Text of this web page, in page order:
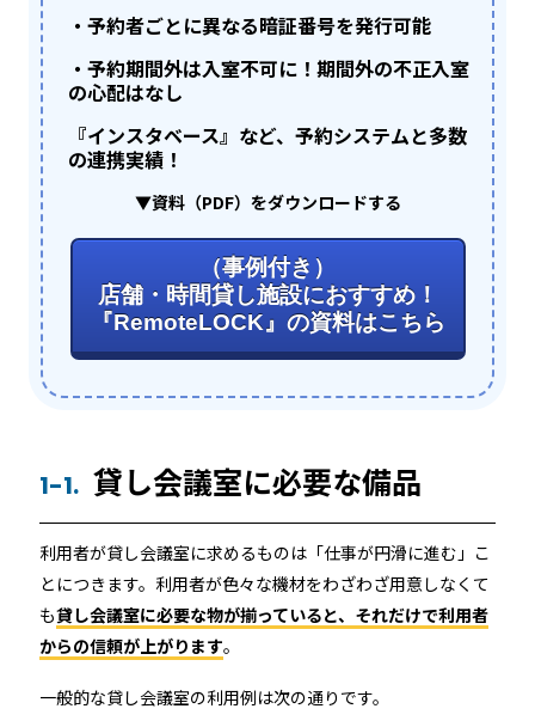
・予約者ごとに異なる暗証番号を発行可能
・予約期間外は入室不可に！期間外の不正入室
の心配はなし
『インスタベース』など、予約システムと多数
の連携実績！
▼資料（PDF）をダウンロードする
（事例付き）
店舗・時間貸し施設におすすめ！
『RemoteLOCK』の資料はこちら
1-1. 貸し会議室に必要な備品
利用者が貸し会議室に求めるものは「仕事が円滑に進む」こ
とにつきます。利用者が色々な機材をわざわざ用意しなくて
も貸し会議室に必要な物が揃っていると、それだけで利用者
からの信頼が上がります。
一般的な貸し会議室の利用例は次の通りです。
機能
機能トップ
他社スマートロックとの連携
システム連携
システム連携トップ
連携システム一覧
API連携
製品情報
製品情報トップ
製品ラインナップ
RemoteLOCK 500i
RemoteLOCK 700i
RemoteLOCK 8j-S
RemoteLOCK 9j
利用事例
利用事例トップ
事例一覧
宿泊施設
レンタルスペース
店舗
料金
取付工事
取付工事トップ